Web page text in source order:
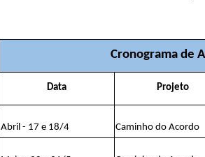
Cronograma de
Data Projeto
Abril - 17 e 18/4 Caminho do Acordo